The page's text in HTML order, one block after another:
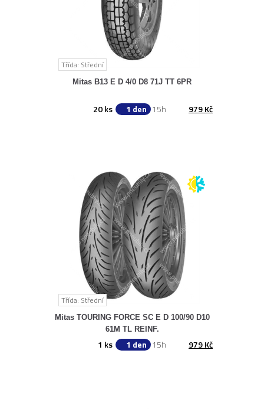
Třída: Střední
Mitas B13 E D 4/0 D8 71J TT 6PR
979 Kč
15h
1 den
20 ks
Třída: Střední
Mitas TOURING FORCE SC E D 100/90 D10
61M TL REINF.
979 Kč
15h
1 den
1 ks